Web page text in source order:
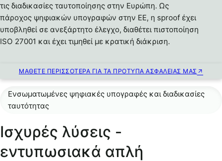
τις διαδικασίες ταυτοποίησης στην Ευρώπη. Ως
πάροχος ψηφιακών υπογραφών στην ΕΕ, η sproof έχει
υποβληθεί σε ανεξάρτητο έλεγχο, διαθέτει πιστοποίηση
ISO 27001 και έχει τιμηθεί με κρατική διάκριση.
ΜΆΘΕΤΕ ΠΕΡΙΣΣΌΤΕΡΑ ΓΙΑ ΤΑ ΠΡΌΤΥΠΑ ΑΣΦΑΛΕΊΑΣ ΜΑΣ
Ενσωματωμένες ψηφιακές υπογραφές και διαδικασίες
ταυτότητας
Ισχυρές λύσεις -
εντυπωσιακά απλή